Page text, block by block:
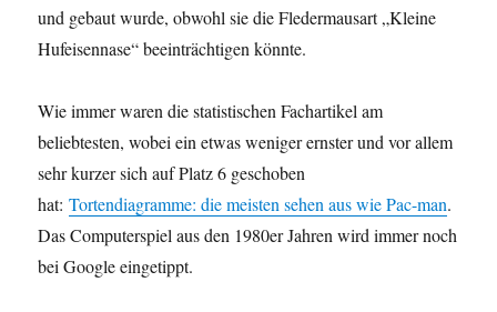
und gebaut wurde, obwohl sie die Fledermausart „Kleine
Hufeisennase“ beeinträchtigen könnte.
Wie immer waren die statistischen Fachartikel am
beliebtesten, wobei ein etwas weniger ernster und vor allem
sehr kurzer sich auf Platz 6 geschoben
hat:Tortendiagramme: die meisten sehen aus wie Pac-man.
Das Computerspiel aus den 1980er Jahren wird immer noch
bei Google eingetippt.